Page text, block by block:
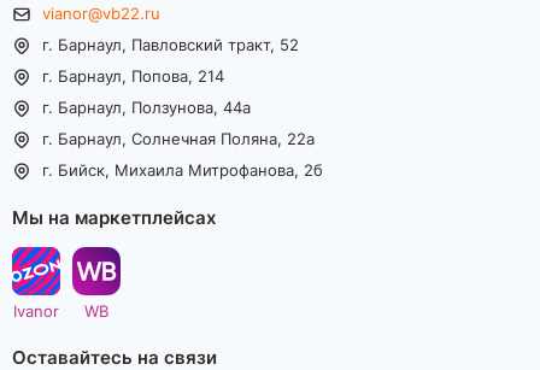
vianor@vb22.ru
г. Барнаул, Павловский тракт, 52
г. Барнаул, Попова, 214
г. Барнаул, Ползунова, 44а
г. Барнаул, Солнечная Поляна, 22а
г. Бийск, Михаила Митрофанова, 2б
Мы на маркетплейсах
Ivanor WB
Оставайтесь на связи